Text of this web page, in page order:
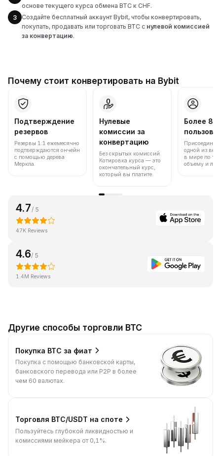
основе текущего курса обмена BTC к CHF.
3
Создайте бесплатный аккаунт Bybit, чтобы конвертировать,
покупать, продавать или торговать BTC с нулевой комиссией
за конвертацию.
Почему стоит конвертировать на Bybit
Подтверждение
резервов
Резервы 1:1 ежемесячно
подтверждаются ончейн
с помощью дерева
Меркла.
Нулевые
комиссии за
конвертацию
Без скрытых комиссий.
Котировка курса — это
окончательный курс,
который вы платите.
Более 86
одной из
в мире по
объему и
4.7 / 5
47K Reviews
4.6/ 5
1.4M Reviews
Другие способы торговли BTC
Покупка BTC за фиат
Покупка с помощью банковской карты,
банковского перевода или P2P в более
чем 60 валютах.
Торговля BTC/USDT на споте
Пользуйтесь глубокой ликвидностью и
комиссиями мейкера от 0,1%.